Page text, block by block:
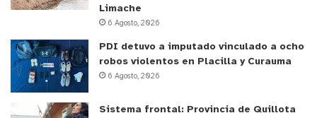
fortaleciendo sus habilidades y brindándoles
herramientas concretas para su desarrollo
personal y profesional.
Limache
6 Agosto, 2026
PDI detuvo a imputado vinculado a ocho
robos violentos en Placilla y Curauma
6 Agosto, 2026
Sistema frontal: Provincia de Quillota